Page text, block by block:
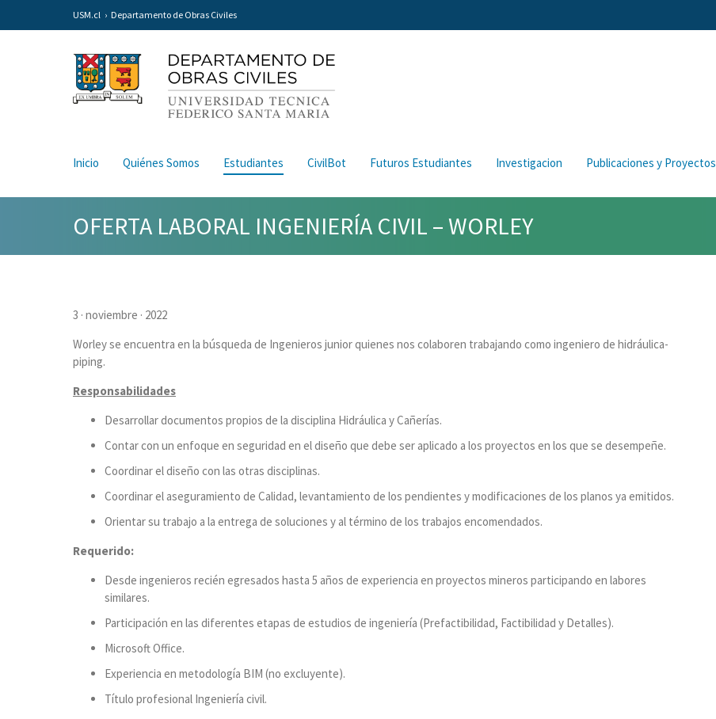
USM.cl Departamento de Obras Civiles
Inicio Quiénes Somos Estudiantes CivilBot Futuros Estudiantes Investigacion Publicaciones y Proyectos
OFERTA LABORAL INGENIERÍA CIVIL – WORLEY
3 · noviembre · 2022
Worley se encuentra en la búsqueda de Ingenieros junior quienes nos colaboren trabajando como ingeniero de hidráulica-
piping.
Responsabilidades
Desarrollar documentos propios de la disciplina Hidráulica y Cañerías.
Contar con un enfoque en seguridad en el diseño que debe ser aplicado a los proyectos en los que se desempeñe.
Coordinar el diseño con las otras disciplinas.
Coordinar el aseguramiento de Calidad, levantamiento de los pendientes y modificaciones de los planos ya emitidos.
Orientar su trabajo a la entrega de soluciones y al término de los trabajos encomendados.
Requerido:
Desde ingenieros recién egresados hasta 5 años de experiencia en proyectos mineros participando en labores
similares.
Participación en las diferentes etapas de estudios de ingeniería (Prefactibilidad, Factibilidad y Detalles).
Microsoft Office.
Experiencia en metodología BIM (no excluyente).
Título profesional Ingeniería civil.